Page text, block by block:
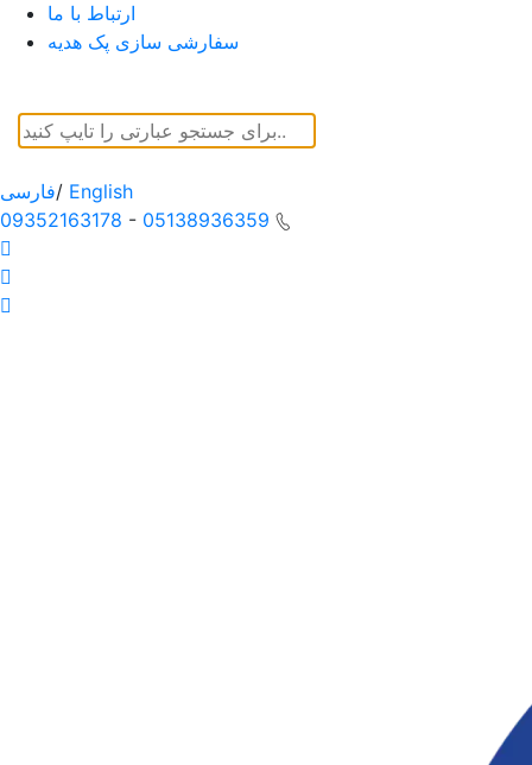
ارتباط با ما
سفارشی سازی پک هدیه
فارسی/ English
09352163178 - 05138936359